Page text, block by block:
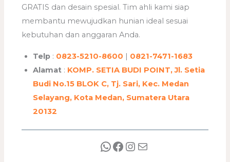
GRATIS dan desain spesial. Tim ahli kami siap
membantu mewujudkan hunian ideal sesuai
kebutuhan dan anggaran Anda.
Telp : 0823-5210-8600 | 0821-7471-1683
Alamat : KOMP. SETIA BUDI POINT, Jl. Setia
Budi No.15 BLOK C, Tj. Sari, Kec. Medan
Selayang, Kota Medan, Sumatera Utara
20132